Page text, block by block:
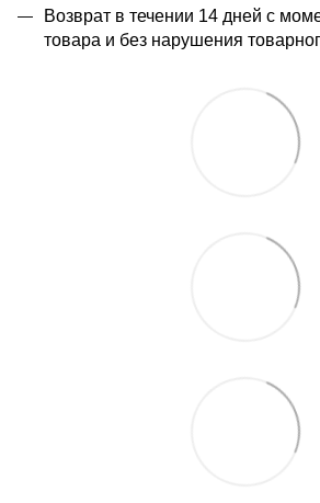
Возврат в течении 14 дней с
товара и без нарушения